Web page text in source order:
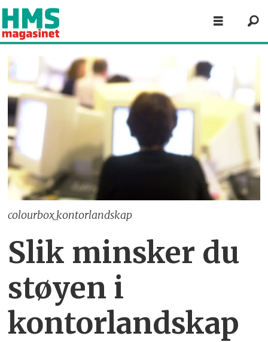
colourbox_kontorlandskap
Slik minsker du
støyen i
kontorlandskap